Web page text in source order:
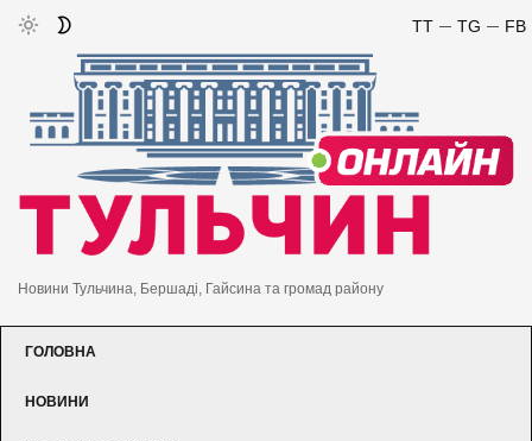
FB
TG
TT
Новини Тульчина, Бершаді, Гайсина та громад району
ГОЛОВНА
НОВИНИ